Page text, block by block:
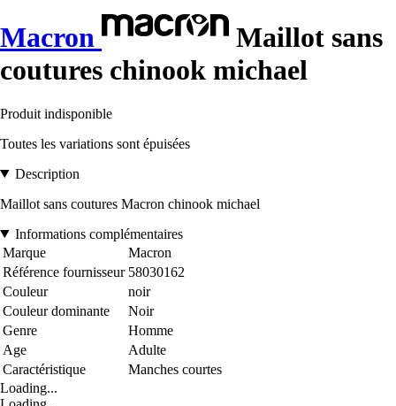
Macron
Maillot sans
coutures chinook michael
Produit indisponible
Toutes les variations sont épuisées
Description
Maillot sans coutures Macron chinook michael
Informations complémentaires
Marque
Macron
Référence fournisseur 58030162
Couleur
noir
Couleur dominante
Noir
Genre
Homme
Age
Adulte
Caractéristique
Manches courtes
Loading...